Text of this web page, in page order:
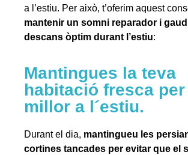
a l’estiu. Per això, t’oferim aquest
mantenir un somni reparador i
descans òptim durant l’estiu:
Mantingues la teva
habitació fresca
millor a l´estiu.
Durant el dia, mantingueu les
cortines tancades per evitar que el